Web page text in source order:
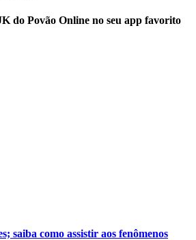
do Povão Online no seu app favorito
saiba como assistir aos fenômenos